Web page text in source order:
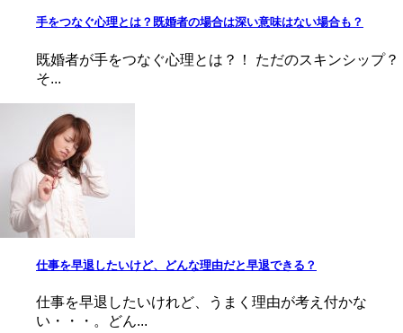
手をつなぐ心理とは？既婚者の場合は深い意味はない場合も？
既婚者が手をつなぐ心理とは？！ ただのスキンシップ？
そ...
仕事を早退したいけど、どんな理由だと早退できる？
仕事を早退したいけれど、うまく理由が考え付かな
い・・・。どん...